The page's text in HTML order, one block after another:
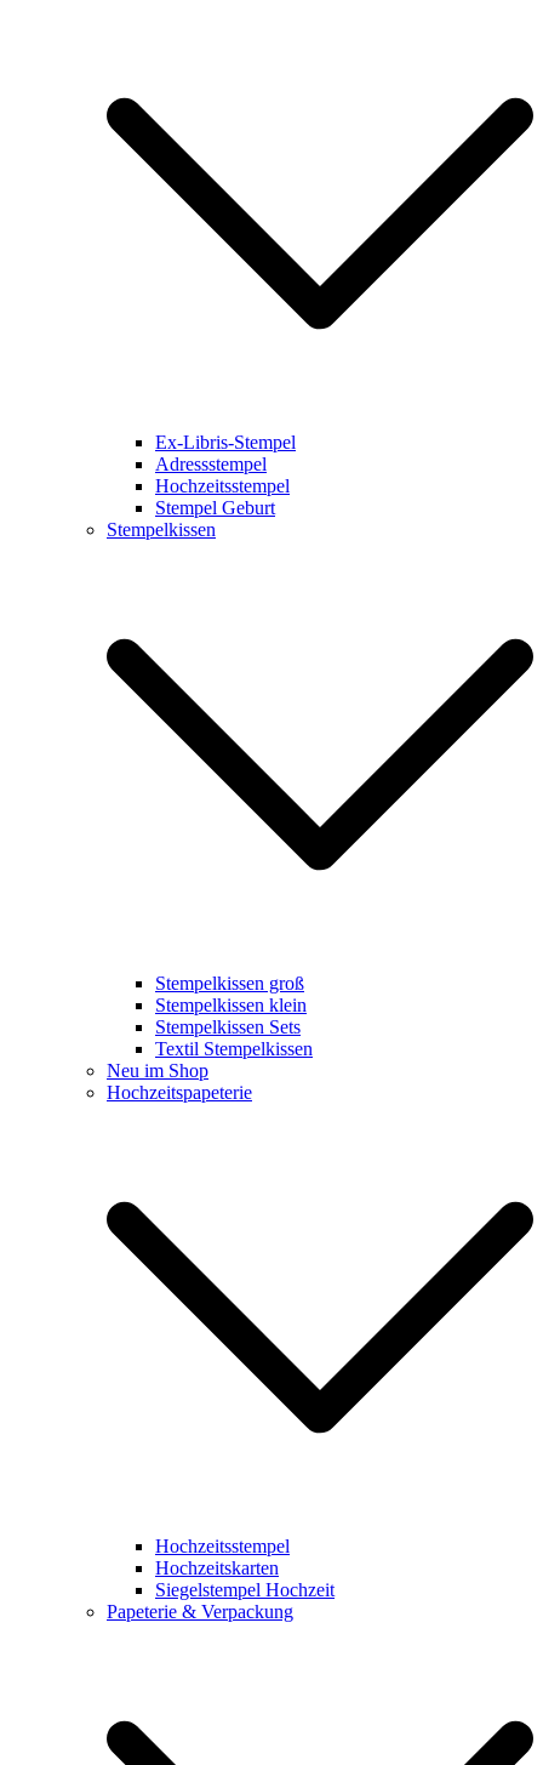
Ex-Libris-Stempel
Adressstempel
Hochzeitsstempel
Stempel Geburt
Stempelkissen
Stempelkissen groß
Stempelkissen klein
Stempelkissen Sets
Textil Stempelkissen
Neu im Shop
Hochzeitspapeterie
Hochzeitsstempel
Hochzeitskarten
Siegelstempel Hochzeit
Papeterie & Verpackung